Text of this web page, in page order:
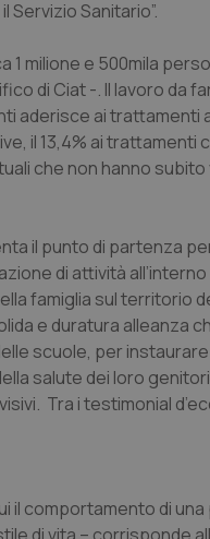
Sanitario”.
1 milione e 500mila
di Ciat -. Il lavoro da
aderisce ai trattamenti
il 13,4% ai trattamenti
che non hanno subito
il punto di partenza
di attività
famiglia sul territorio
e duratura alleanza
scuole, per
salute dei loro
Tra i testimonial
il comportamento di